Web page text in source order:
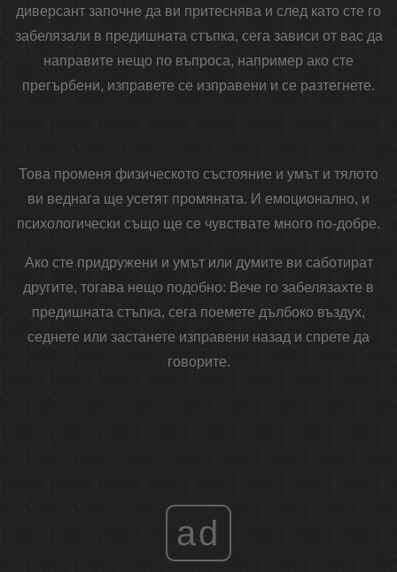
диверсант започне да ви притеснява и след като сте го
забелязали в предишната стъпка, сега зависи от вас да
направите нещо по въпроса, например ако сте
прегърбени, изправете се изправени и се разтегнете.
Това променя физическото състояние и умът и тялото
ви веднага ще усетят промяната. И емоционално, и
психологически също ще се чувствате много по-добре.
Ако сте придружени и умът или думите ви саботират
другите, тогава нещо подобно: Вече го забелязахте в
предишната стъпка, сега поемете дълбоко въздух,
седнете или застанете изправени назад и спрете да
говорите.
ad